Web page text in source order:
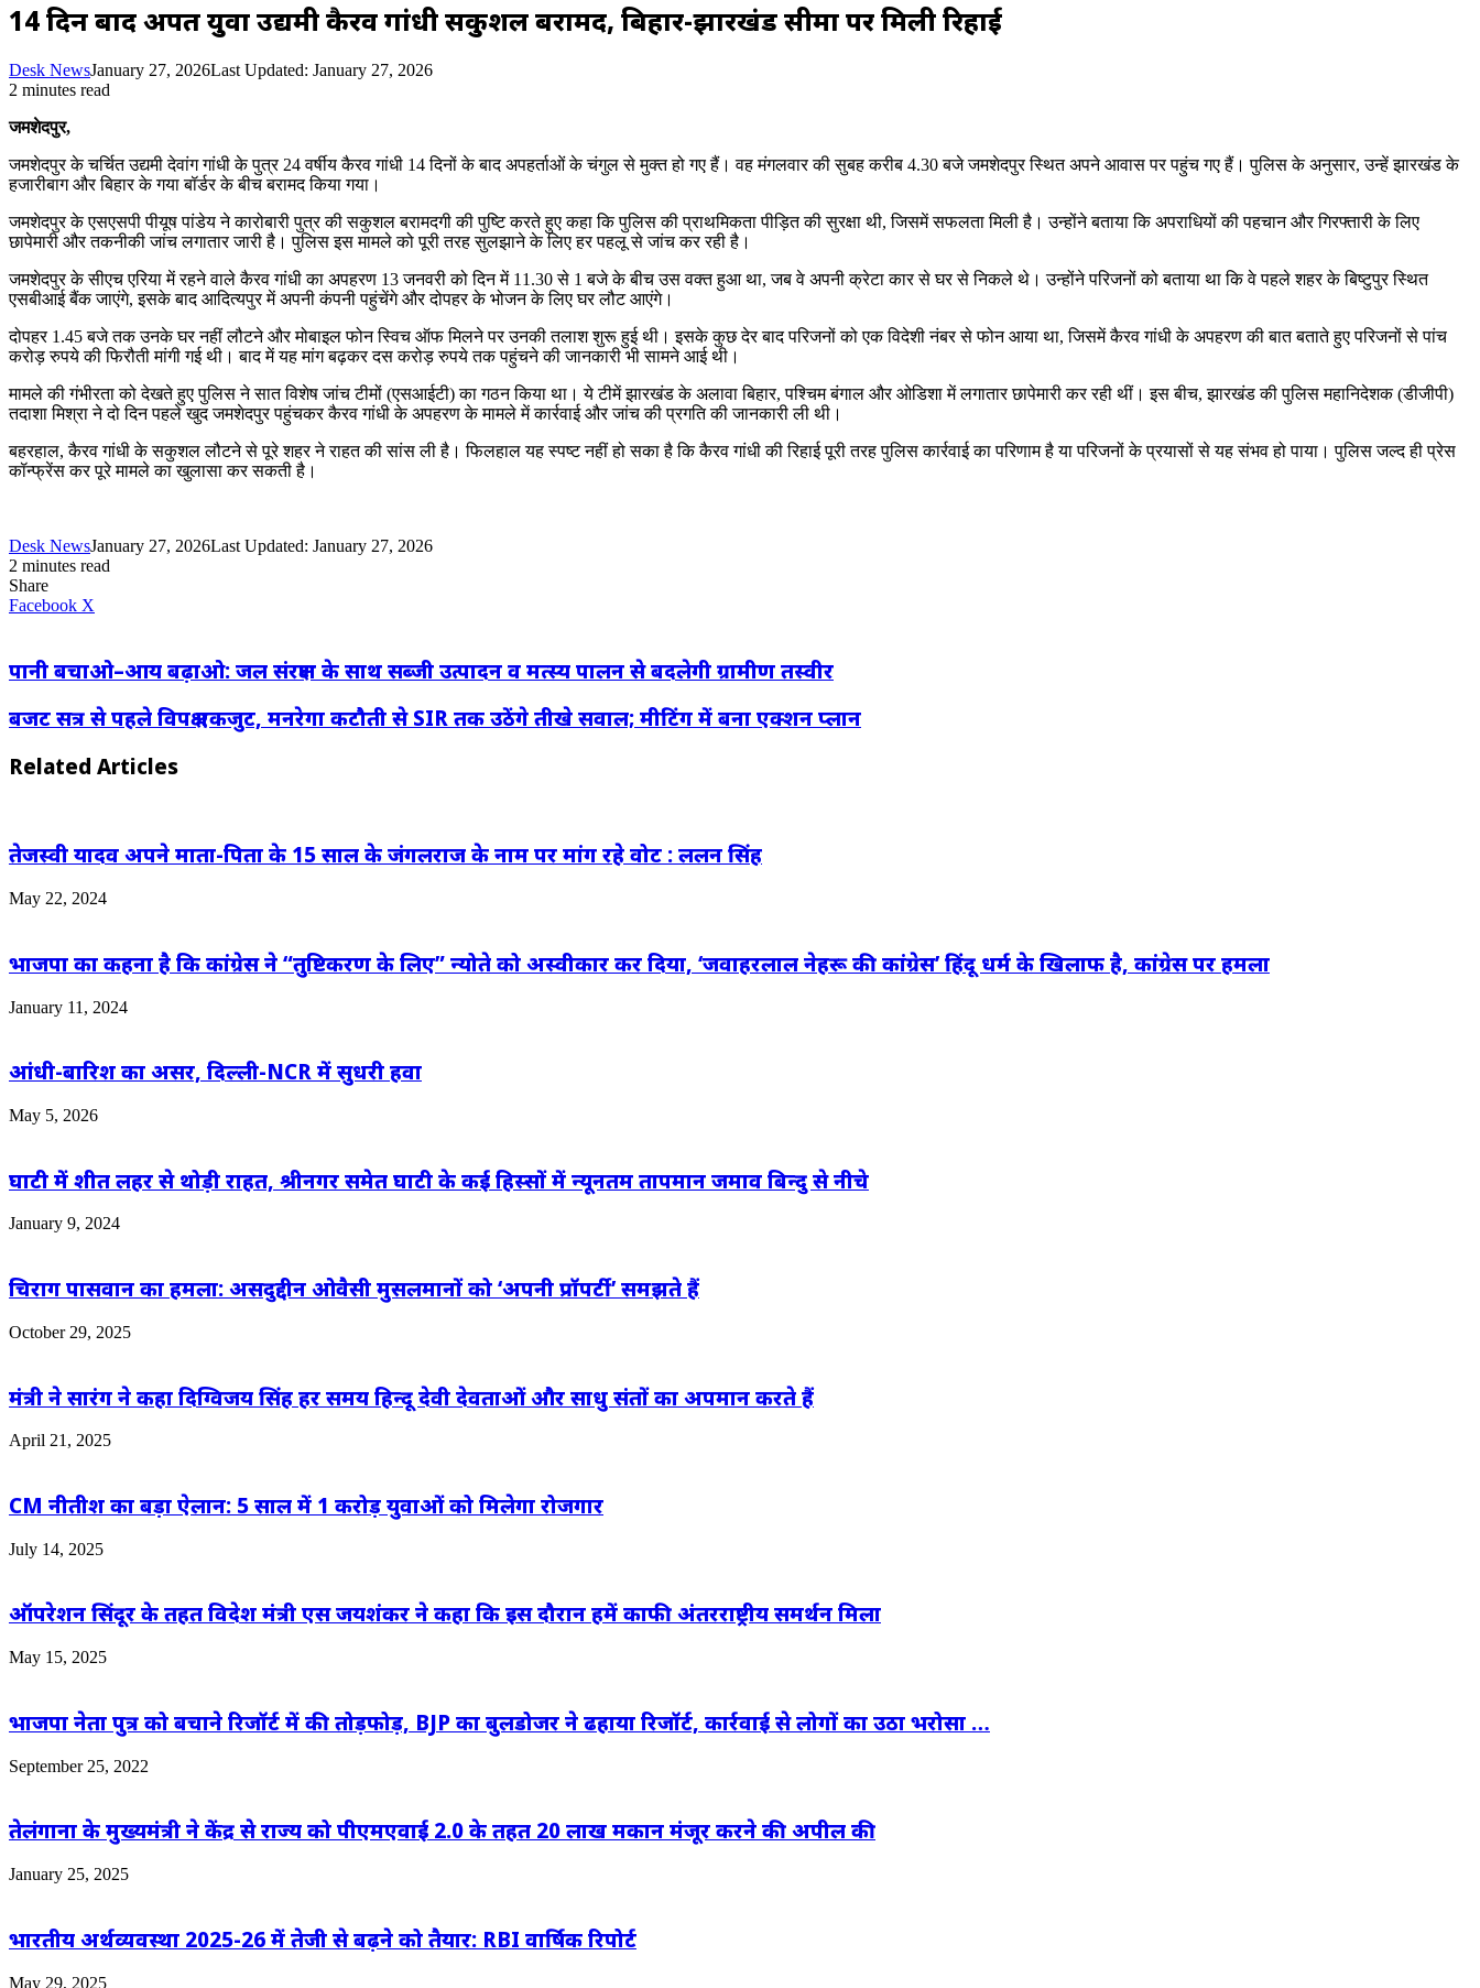
14 दिन बाद अपहृत युवा उद्यमी कैरव गांधी सकुशल बरामद, बिहार-झारखंड सीमा पर मिली रिहाई
Desk NewsJanuary 27, 2026Last Updated: January 27, 2026
2 minutes read
जमशेदपुर,
जमशेदपुर के चर्चित उद्यमी देवांग गांधी के पुत्र 24 वर्षीय कैरव गांधी 14 दिनों के बाद अपहर्ताओं के चंगुल से मुक्त हो गए हैं। वह मंगलवार की सुबह करीब 4.30 बजे जमशेदपुर स्थित अपने आवास पर पहुंच गए हैं। पुलिस के अनुसार, उन्हें झारखंड के
हजारीबाग और बिहार के गया बॉर्डर के बीच बरामद किया गया।
जमशेदपुर के एसएसपी पीयूष पांडेय ने कारोबारी पुत्र की सकुशल बरामदगी की पुष्टि करते हुए कहा कि पुलिस की प्राथमिकता पीड़ित की सुरक्षा थी, जिसमें सफलता मिली है। उन्होंने बताया कि अपराधियों की पहचान और गिरफ्तारी के लिए
छापेमारी और तकनीकी जांच लगातार जारी है। पुलिस इस मामले को पूरी तरह सुलझाने के लिए हर पहलू से जांच कर रही है।
जमशेदपुर के सीएच एरिया में रहने वाले कैरव गांधी का अपहरण 13 जनवरी को दिन में 11.30 से 1 बजे के बीच उस वक्त हुआ था, जब वे अपनी क्रेटा कार से घर से निकले थे। उन्होंने परिजनों को बताया था कि वे पहले शहर के बिष्टुपुर स्थित
एसबीआई बैंक जाएंगे, इसके बाद आदित्यपुर में अपनी कंपनी पहुंचेंगे और दोपहर के भोजन के लिए घर लौट आएंगे।
दोपहर 1.45 बजे तक उनके घर नहीं लौटने और मोबाइल फोन स्विच ऑफ मिलने पर उनकी तलाश शुरू हुई थी। इसके कुछ देर बाद परिजनों को एक विदेशी नंबर से फोन आया था, जिसमें कैरव गांधी के अपहरण की बात बताते हुए परिजनों से पांच
करोड़ रुपये की फिरौती मांगी गई थी। बाद में यह मांग बढ़कर दस करोड़ रुपये तक पहुंचने की जानकारी भी सामने आई थी।
मामले की गंभीरता को देखते हुए पुलिस ने सात विशेष जांच टीमों (एसआईटी) का गठन किया था। ये टीमें झारखंड के अलावा बिहार, पश्चिम बंगाल और ओडिशा में लगातार छापेमारी कर रही थीं। इस बीच, झारखंड की पुलिस महानिदेशक (डीजीपी)
तदाशा मिश्रा ने दो दिन पहले खुद जमशेदपुर पहुंचकर कैरव गांधी के अपहरण के मामले में कार्रवाई और जांच की प्रगति की जानकारी ली थी।
बहरहाल, कैरव गांधी के सकुशल लौटने से पूरे शहर ने राहत की सांस ली है। फिलहाल यह स्पष्ट नहीं हो सका है कि कैरव गांधी की रिहाई पूरी तरह पुलिस कार्रवाई का परिणाम है या परिजनों के प्रयासों से यह संभव हो पाया। पुलिस जल्द ही प्रेस
कॉन्फ्रेंस कर पूरे मामले का खुलासा कर सकती है।
Desk NewsJanuary 27, 2026Last Updated: January 27, 2026
2 minutes read
Share
Facebook X
पानी बचाओ–आय बढ़ाओ: जल संरक्षण के साथ सब्जी उत्पादन व मत्स्य पालन से बदलेगी ग्रामीण तस्वीर
बजट सत्र से पहले विपक्ष एकजुट, मनरेगा कटौती से SIR तक उठेंगे तीखे सवाल; मीटिंग में बना एक्शन प्लान
Related Articles
तेजस्वी यादव अपने माता-पिता के 15 साल के जंगलराज के नाम पर मांग रहे वोट : ललन सिंह
May 22, 2024
भाजपा का कहना है कि कांग्रेस ने “तुष्टिकरण के लिए” न्योते को अस्वीकार कर दिया, ‘जवाहरलाल नेहरू की कांग्रेस’ हिंदू धर्म के खिलाफ है, कांग्रेस पर हमला
January 11, 2024
आंधी-बारिश का असर, दिल्ली-NCR में सुधरी हवा
May 5, 2026
घाटी में शीत लहर से थोड़ी राहत, श्रीनगर समेत घाटी के कई हिस्सों में न्यूनतम तापमान जमाव बिन्दु से नीचे
January 9, 2024
चिराग पासवान का हमला: असदुद्दीन ओवैसी मुसलमानों को ‘अपनी प्रॉपर्टी’ समझते हैं
October 29, 2025
मंत्री ने सारंग ने कहा दिग्विजय सिंह हर समय हिन्दू देवी देवताओं और साधु संतों का अपमान करते हैं
April 21, 2025
CM नीतीश का बड़ा ऐलान: 5 साल में 1 करोड़ युवाओं को मिलेगा रोजगार
July 14, 2025
ऑपरेशन सिंदूर के तहत विदेश मंत्री एस जयशंकर ने कहा कि इस दौरान हमें काफी अंतरराष्ट्रीय समर्थन मिला
May 15, 2025
भाजपा नेता पुत्र को बचाने रिजॉर्ट में की तोड़फोड़, BJP का बुलडोजर ने ढहाया रिजॉर्ट, कार्रवाई से लोगों का उठा भरोसा …
September 25, 2022
तेलंगाना के मुख्यमंत्री ने केंद्र से राज्य को पीएमएवाई 2.0 के तहत 20 लाख मकान मंजूर करने की अपील की
January 25, 2025
भारतीय अर्थव्यवस्था 2025-26 में तेजी से बढ़ने को तैयार: RBI वार्षिक रिपोर्ट
May 29, 2025